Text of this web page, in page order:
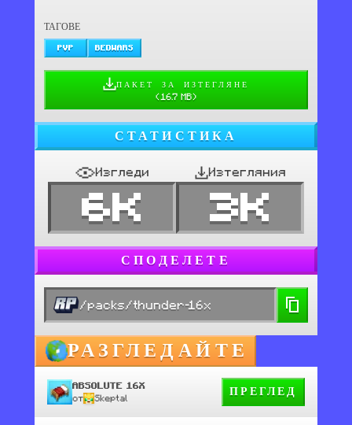
ТАГОВЕ
PVP BEDWARS
ПАКЕТ ЗА ИЗТЕГЛЯНЕ
(16.7 MB)
СТАТИСТИКА
Изгледи
6K
Изтегляния
3K
СПОДЕЛЕТЕ
/packs/thunder-16x
РАЗГЛЕДАЙТЕ
ABSOLUTE 16X
от Skeptal
ПРЕГЛЕД